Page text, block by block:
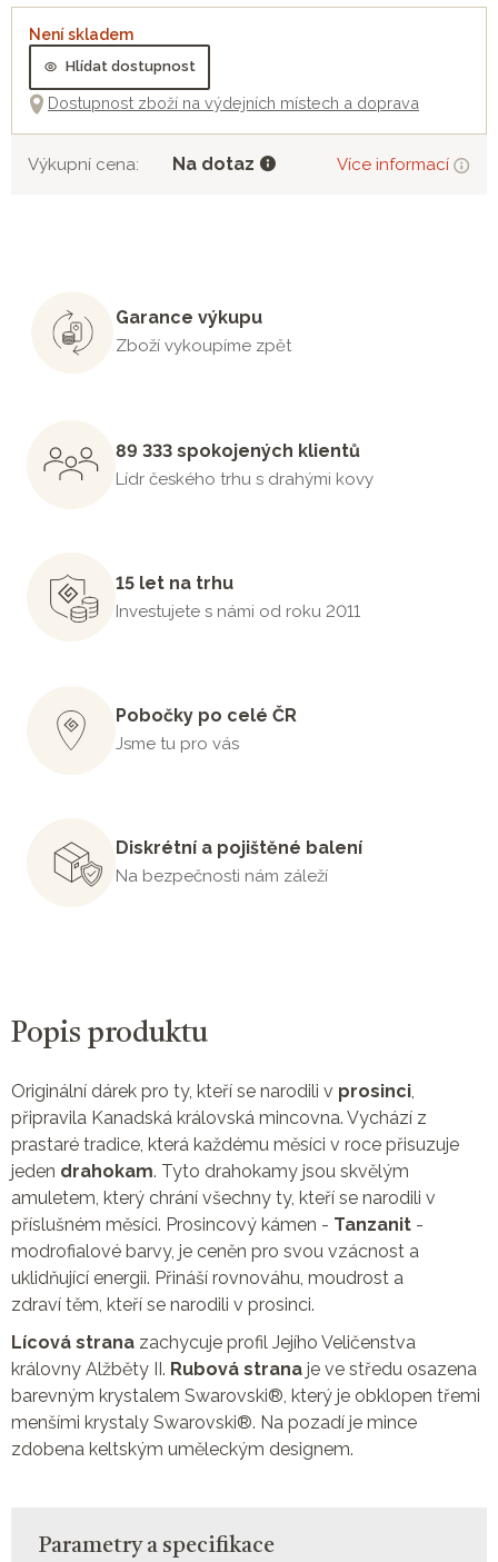
Není skladem
Hlídat dostupnost
Dostupnost zboží na výdejních místech a doprava
Výkupní cena: Na dotaz Více informací
Garance výkupu
Zboží vykoupíme zpět
89 333 spokojených klientů
Lídr českého trhu s drahými kovy
15 let na trhu
Investujete s námi od roku 2011
Pobočky po celé ČR
Jsme tu pro vás
Diskrétní a pojištěné balení
Na bezpečnosti nám záleží
Popis produktu
Originální dárek pro ty, kteří se narodili v prosinci,
připravila Kanadská královská mincovna. Vychází z
prastaré tradice, která každému měsíci v roce přisuzuje
jeden drahokam. Tyto drahokamy jsou skvělým
amuletem, který chrání všechny ty, kteří se narodili v
příslušném měsíci. Prosincový kámen - Tanzanit -
modrofialové barvy, je ceněn pro svou vzácnost a
uklidňující energii. Přináší rovnováhu, moudrost a
zdraví těm, kteří se narodili v prosinci.
Lícová strana zachycuje profil Jejího Veličenstva
královny Alžběty II. Rubová strana je ve středu osazena
barevným krystalem Swarovski®, který je obklopen třemi
menšími krystaly Swarovski®. Na pozadí je mince
zdobena keltským uměleckým designem.
Parametry a specifikace